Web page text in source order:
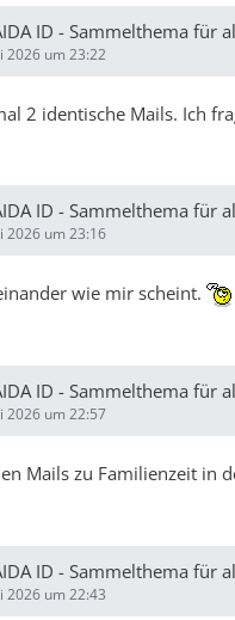
ID - Sammelthema für
2026 um 23:22
2 identische Mails. Ich
ID - Sammelthema für
2026 um 23:16
wie mir scheint.
ID - Sammelthema für
2026 um 22:57
Mails zu Familienzeit in
ID - Sammelthema für
2026 um 22:43